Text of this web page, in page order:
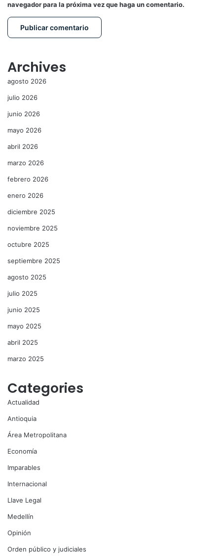
navegador para la próxima vez que haga un comentario.
Archives
agosto 2026
julio 2026
junio 2026
mayo 2026
abril 2026
marzo 2026
febrero 2026
enero 2026
diciembre 2025
noviembre 2025
octubre 2025
septiembre 2025
agosto 2025
julio 2025
junio 2025
mayo 2025
abril 2025
marzo 2025
Categories
Actualidad
Antioquia
Área Metropolitana
Economía
Imparables
Internacional
Llave Legal
Medellín
Opinión
Orden público y judiciales